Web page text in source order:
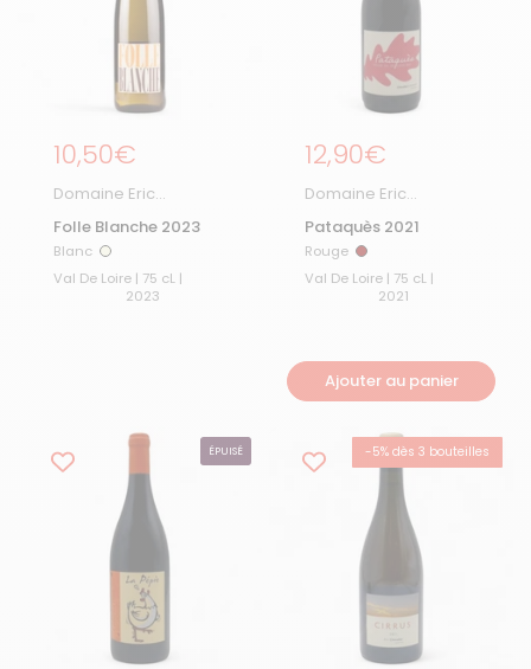
Prix régulier
10,50€
Domaine Eric
Folle Blanche 2023
Blanc Blanc
Val De Loire | 75 cL |
2023
Prix régulier
12,90€
Domaine Eric
Chevalier
Pataquès 2021
Rouge Rouge
Val De Loire | 75 cL |
2021
Ajouter au panier
ÉPUISÉ -5% dès 3 bouteilles